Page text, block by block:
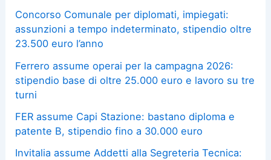
Concorso Comunale per diplomati, impiegati:
assunzioni a tempo indeterminato, stipendio oltre
23.500 euro l’anno
Ferrero assume operai per la campagna 2026:
stipendio base di oltre 25.000 euro e lavoro su tre
turni
FER assume Capi Stazione: bastano diploma e
patente B, stipendio fino a 30.000 euro
Invitalia assume Addetti alla Segreteria Tecnica: